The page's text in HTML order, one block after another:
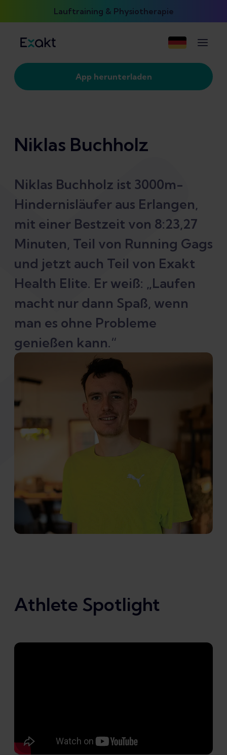
Lauftraining & Physiotherapie
App herunterladen
Niklas Buchholz
Niklas Buchholz ist 3000m-
Hindernisläufer aus Erlangen,
mit einer Bestzeit von 8:23,27
Minuten, Teil von Running Gags
und jetzt auch Teil von Exakt
Health Elite. Er weiß: „Laufen
macht nur dann Spaß, wenn
man es ohne Probleme
genießen kann.“
Athlete Spotlight